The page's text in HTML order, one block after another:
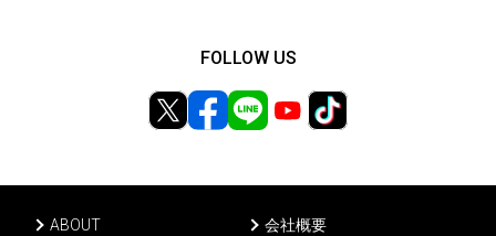
ABOUT
会社概要
FOLLOW US